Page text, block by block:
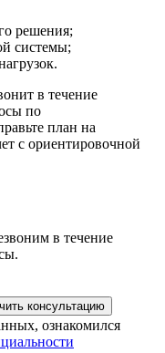
решения;
системы;
в течение
по
план на
с ориентировочной
в течение
консультацию
ознакомился